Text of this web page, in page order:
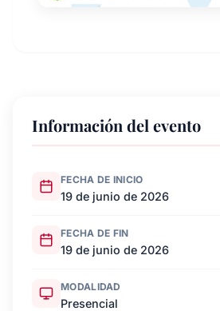
Información del evento
FECHA DE INICIO
19 de junio de 2026
FECHA DE FIN
19 de junio de 2026
MODALIDAD
Presencial